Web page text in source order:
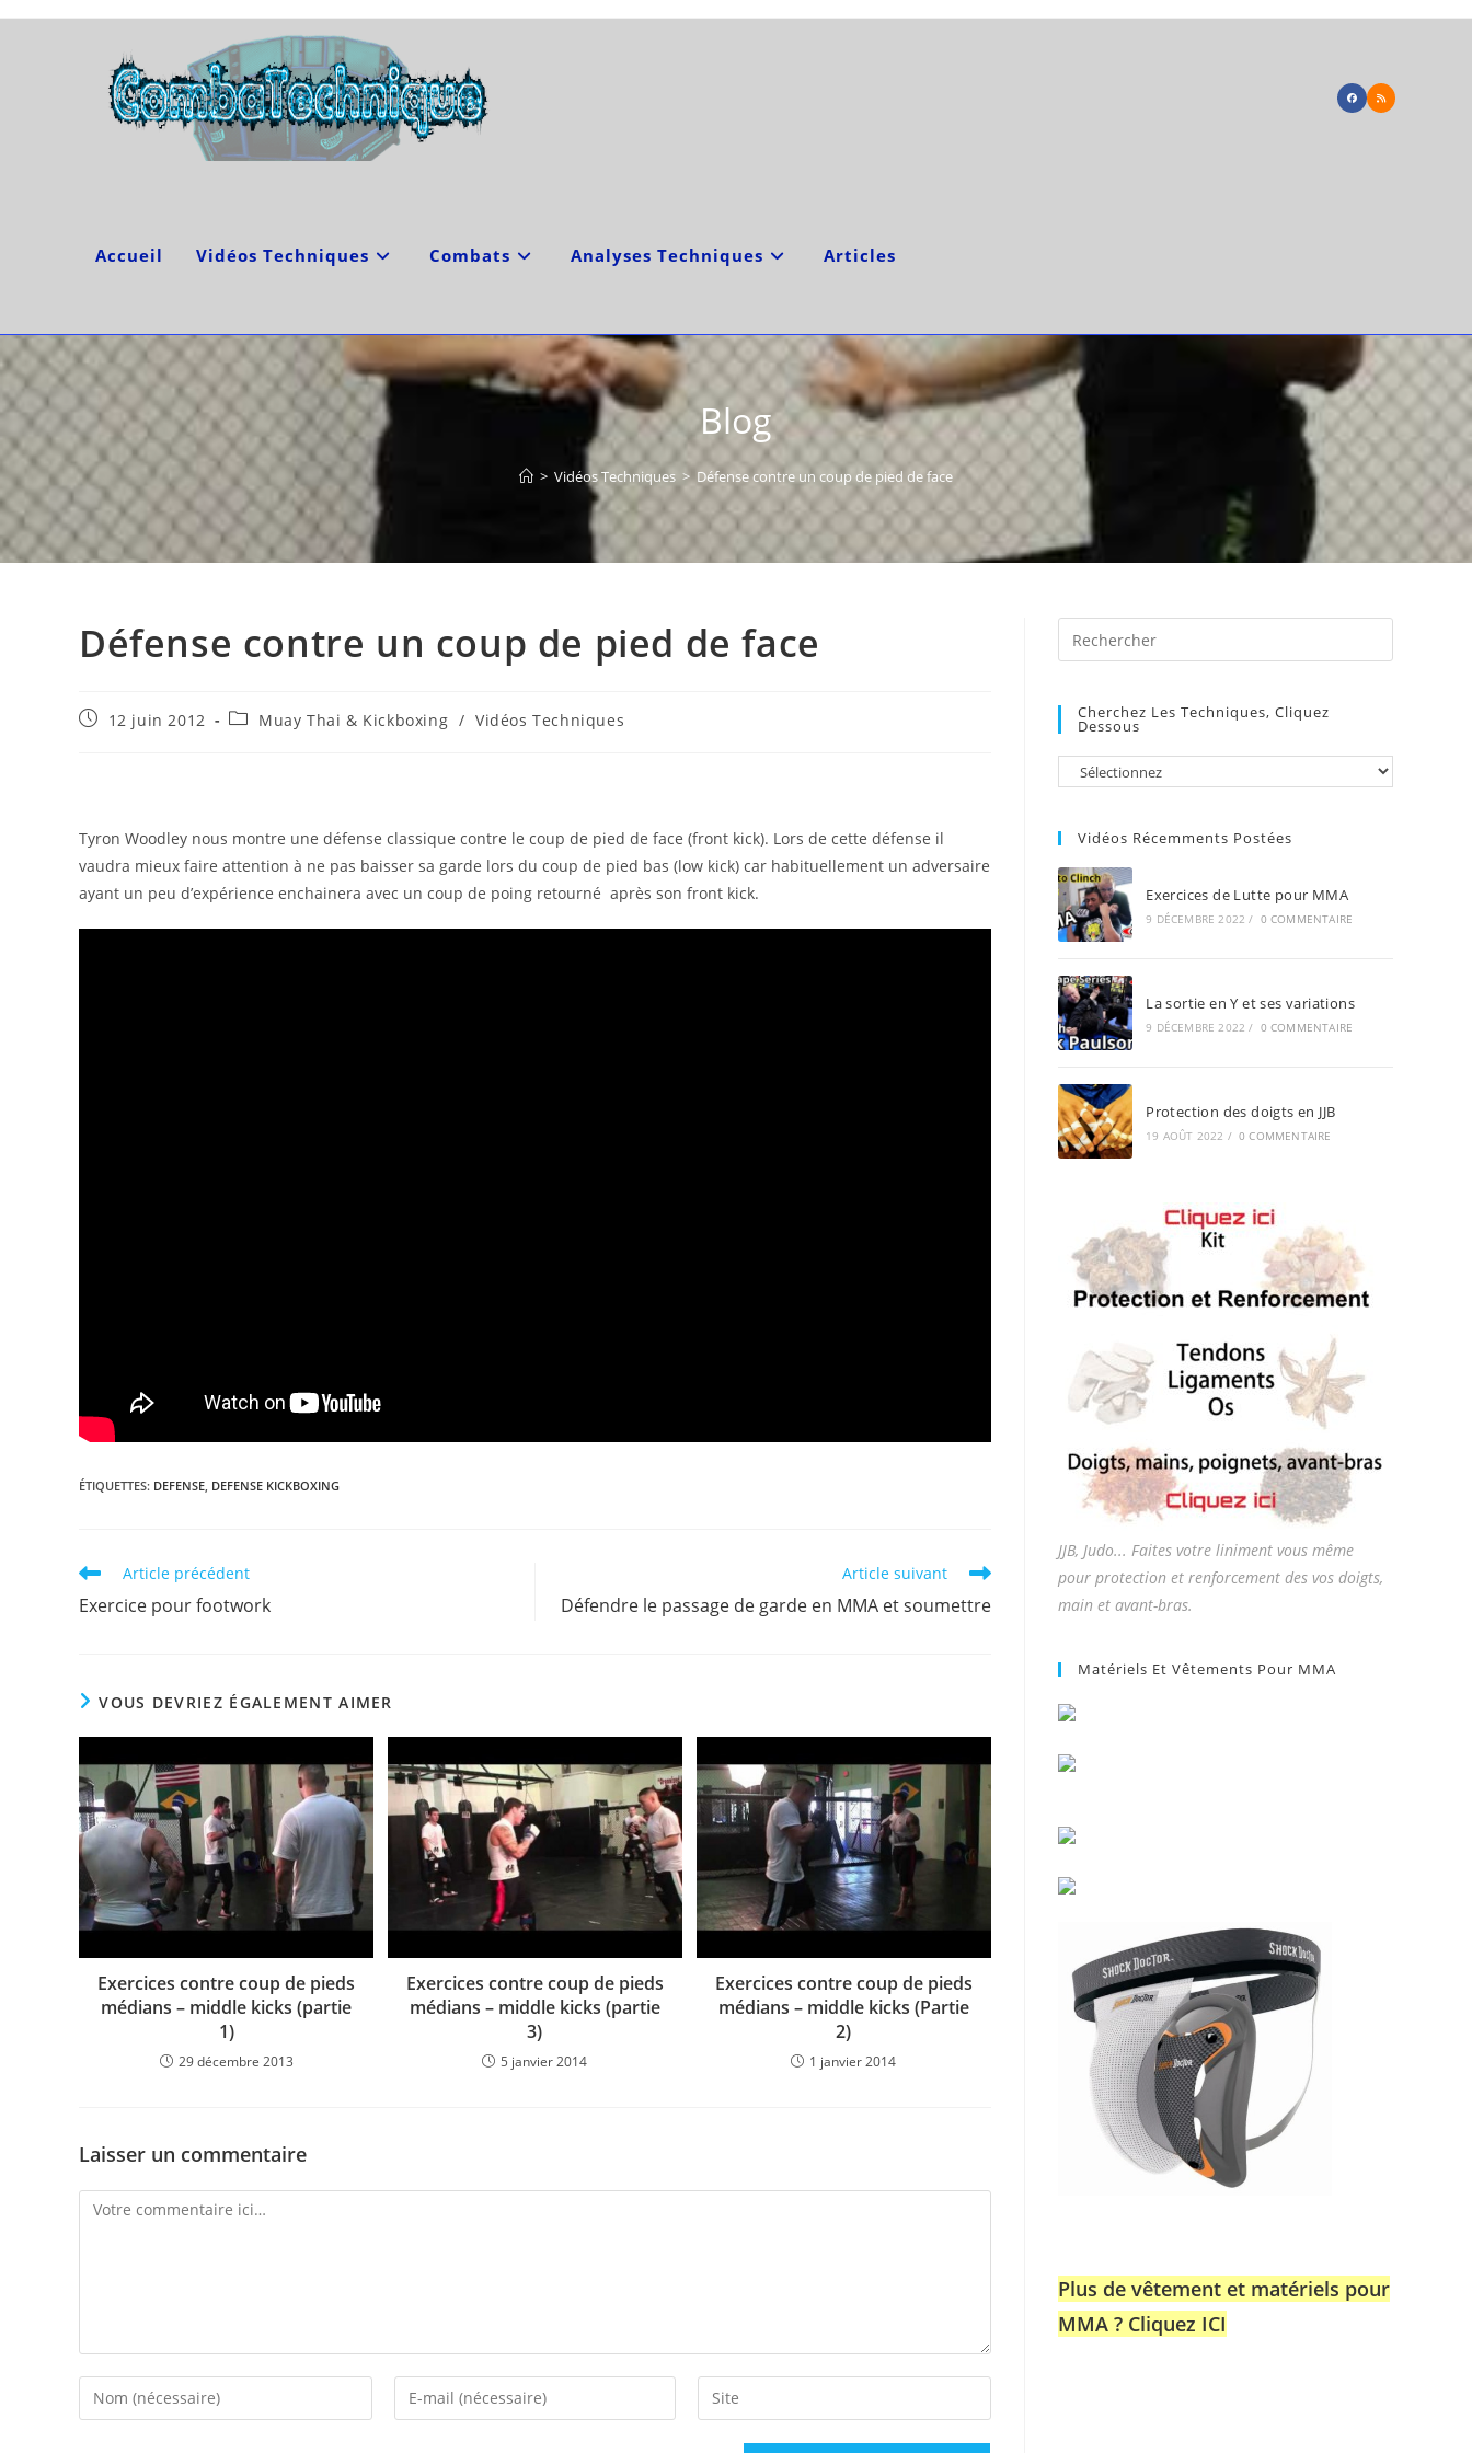
Accueil Vidéos Techniques Combats Analyses Techniques Articles
Blog
> Vidéos Techniques > Défense contre un coup de pied de face
Défense contre un coup de pied de face
Publication
12 juin 2012
PostMuay Thai & Kickboxing / Vidéos Techniques
Tyron Woodley nous montre une défense classique contre le coup de pied de face (front kick). Lors de cette défense il
vaudra mieux faire attention à ne pas baisser sa garde lors du coup de pied bas (low kick) car habituellement un adversaire
ayant un peu d’expérience enchainera avec un coup de poing retourné après son front kick.
ÉTIQUETTES: DEFENSE DEFENSE KICKBOXING
Read
articles
Article précédent
Exercice pour footwork
Article suivant
Défendre le passage de garde en MMA et soumettre
VOUS DEVRIEZ ÉGALEMENT AIMER
Exercices contre coup de pieds
médians – middle kicks (partie
1)
29 décembre 2013
Exercices contre coup de pieds
médians – middle kicks (partie
3)
5 janvier 2014
Exercices contre coup de pieds
médians – middle kicks (Partie
2)
1 janvier 2014
Laisser un commentaire
Comment
Enter
your
Enter
your
Saisir
l’URL
Escape
panel.
Cherchez Les Techniques, Cliquez
Dessous
Vidéos Récemments Postées
Exercices de Lutte pour MMA
9 DÉCEMBRE 2022 / 0 COMMENTAIRE
La sortie en Y et ses variations
9 DÉCEMBRE 2022 / 0 COMMENTAIRE
Protection des doigts en JJB
19 AOÛT 2022 / 0 COMMENTAIRE
JJB, Judo... Faites votre liniment vous même
pour protection et renforcement des vos doigts,
main et avant-bras.
Matériels Et Vêtements Pour MMA
Plus de vêtement et matériels pour
MMA ? Cliquez ICI